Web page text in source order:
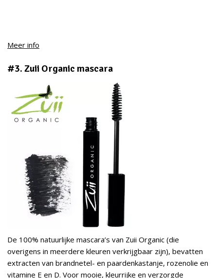
Meer info
#3. Zuii Organic mascara
De 100% natuurlijke mascara’s van Zuii Organic (die
overigens in meerdere kleuren verkrijgbaar zijn), bevatten
extracten van brandnetel- en paardenkastanje, rozenolie en
vitamine E en D. Voor mooie, kleurrijke en verzorgde